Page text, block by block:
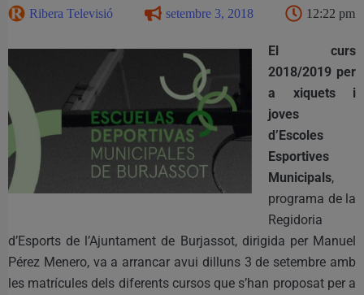
Ribera Televisió setembre 3, 2018 12:22 pm
El curs
2018/2019 per
a xiquets i
joves
d’Escoles
Esportives
Municipals,
programa de la
Regidoria
d’Esports de l’Ajuntament de Burjassot, dirigida per Manuel
Pérez Menero, va a arrancar avui dilluns 3 de setembre amb
les matrícules dels diferents cursos que s’han proposat per a